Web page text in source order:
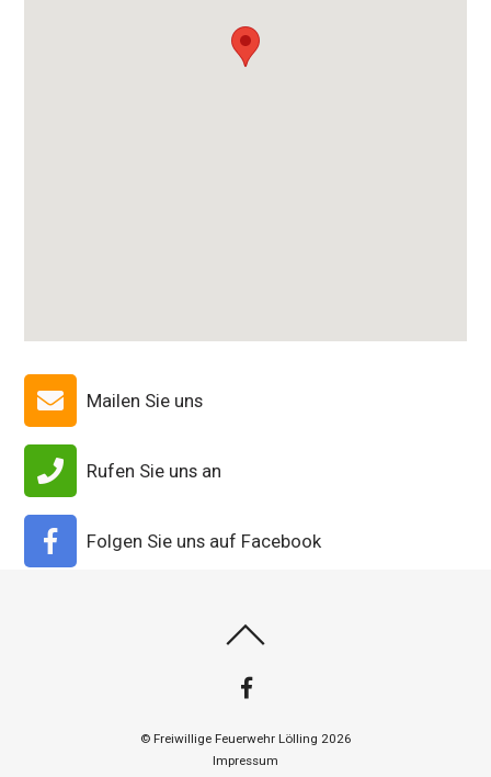
Mailen Sie uns
Rufen Sie uns an
Folgen Sie uns auf Facebook
© Freiwillige Feuerwehr Lölling 2026
Impressum